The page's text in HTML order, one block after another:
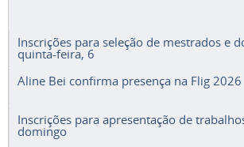
Inscrições para seleção de mestrados e
quinta-feira, 6
Aline Bei confirma presença na Flig 2026
Inscrições para apresentação de
domingo